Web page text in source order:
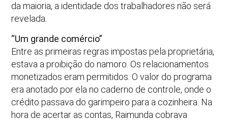
da maioria, a identidade dos trabalhadores não será
revelada.
“Um grande comércio”
Entre as primeiras regras impostas pela proprietária,
estava a proibição do namoro. Os relacionamentos
monetizados eram permitidos. O valor do programa
era anotado por ela no caderno de controle, onde o
crédito passava do garimpeiro para a cozinheira. Na
hora de acertar as contas, Raimunda cobrava